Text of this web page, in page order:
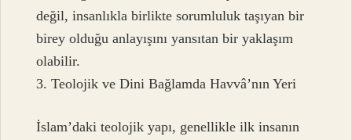
değil, insanlıkla birlikte sorumluluk taşıyan bir
birey olduğu anlayışını yansıtan bir yaklaşım
olabilir.
3. Teolojik ve Dini Bağlamda Havvâ’nın Yeri
İslam’daki teolojik yapı, genellikle ilk insanın